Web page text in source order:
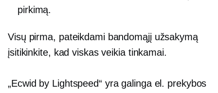
pirkimą.
Visų pirma, pateikdami bandomąjį užsakymą
įsitikinkite, kad viskas veikia tinkamai.
„Ecwid by Lightspeed“ yra galinga el. prekybos